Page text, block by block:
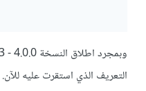
التعريف الذي استقرت عليه للآن.